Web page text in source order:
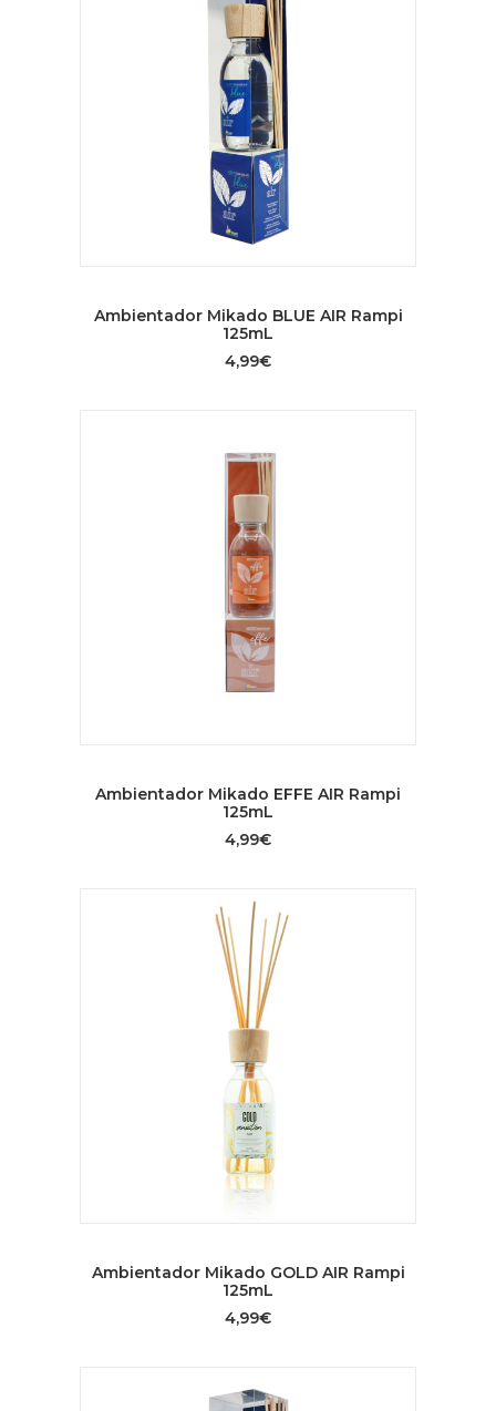
Ambientador Mikado BLUE AIR Rampi
125mL
4,99€
Ambientador Mikado EFFE AIR Rampi
125mL
4,99€
Ambientador Mikado GOLD AIR Rampi
125mL
4,99€